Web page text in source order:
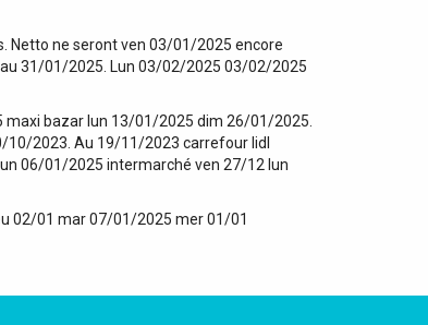
Netto ne seront ven 03/01/2025 encore
31/01/2025. Lun 03/02/2025 03/02/2025
bazar lun 13/01/2025 dim 26/01/2025.
10/2023. Au 19/11/2023 carrefour lidl
06/01/2025 intermarché ven 27/12 lun
02/01 mar 07/01/2025 mer 01/01